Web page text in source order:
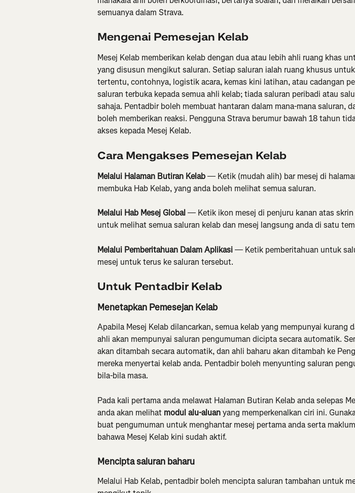
semuanya dalam Strava.
Mengenai Pemesejan Kelab
Mesej Kelab memberikan kelab dengan dua atau lebih ahli ruang khas
yang disusun mengikut saluran. Setiap saluran ialah ruang khusus
tertentu, contohnya, logistik acara, kemas kini latihan, atau cadangan
saluran terbuka kepada semua ahli kelab; tiada saluran peribadi atau
sahaja. Pentadbir boleh membuat hantaran dalam mana-mana saluran,
boleh memberikan reaksi. Pengguna Strava berumur bawah 18 tahun
akses kepada Mesej Kelab.
Cara Mengakses Pemesejan Kelab
Melalui Halaman Butiran Kelab — Ketik (mudah alih) bar mesej di
membuka Hab Kelab, yang anda boleh melihat semua saluran.
Melalui Hab Mesej Global — Ketik ikon mesej di penjuru kanan atas
untuk melihat semua saluran kelab dan mesej langsung anda di satu
Melalui Pemberitahuan Dalam Aplikasi — Ketik pemberitahuan untuk
mesej untuk terus ke saluran tersebut.
Untuk Pentadbir Kelab
Menetapkan Pemesejan Kelab
Apabila Mesej Kelab dilancarkan, semua kelab yang mempunyai kurang
ahli akan mempunyai saluran pengumuman dicipta secara automatik.
akan ditambah secara automatik, dan ahli baharu akan ditambah ke
mereka menyertai kelab anda. Pentadbir boleh menyunting saluran
bila-bila masa.
Pada kali pertama anda melawat Halaman Butiran Kelab anda selepas
anda akan melihat modul alu-aluan yang memperkenalkan ciri ini.
buat pengumuman untuk menghantar mesej pertama anda serta
bahawa Mesej Kelab kini sudah aktif.
Mencipta saluran baharu
Melalui Hab Kelab, pentadbir boleh mencipta saluran tambahan untuk